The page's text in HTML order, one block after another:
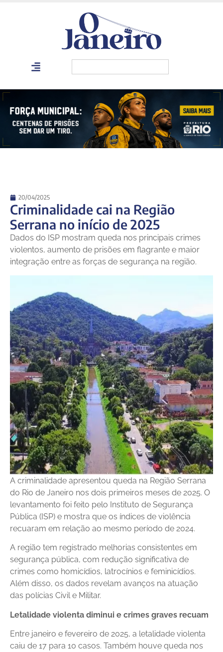
20/04/2025
Criminalidade cai na Região
Serrana no início de 2025
Dados do ISP mostram queda nos principais crimes
violentos, aumento de prisões em flagrante e maior
integração entre as forças de segurança na região.
A criminalidade apresentou queda na Região Serrana
do Rio de Janeiro nos dois primeiros meses de 2025. O
levantamento foi feito pelo Instituto de Segurança
Pública (ISP) e mostra que os índices de violência
recuaram em relação ao mesmo período de 2024.
A região tem registrado melhorias consistentes em
segurança pública, com redução significativa de
crimes como homicídios, latrocínios e feminicídios.
Além disso, os dados revelam avanços na atuação
das polícias Civil e Militar.
Letalidade violenta diminui e crimes graves recuam
Entre janeiro e fevereiro de 2025, a letalidade violenta
caiu de 17 para 10 casos. Também houve queda nos